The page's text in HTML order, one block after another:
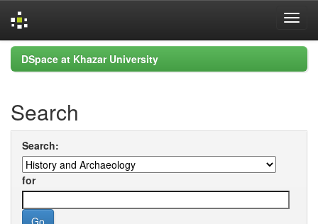
Skip
navigation
DSpace at Khazar University
Search
Search:
for